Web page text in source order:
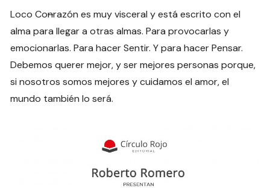
Loco Conrazón es muy visceral y está escrito con el
alma para llegar a otras almas. Para provocarlas y
emocionarlas. Para hacer Sentir. Y para hacer Pensar.
Debemos querer mejor, y ser mejores personas porque,
si nosotros somos mejores y cuidamos el amor, el
mundo también lo será.